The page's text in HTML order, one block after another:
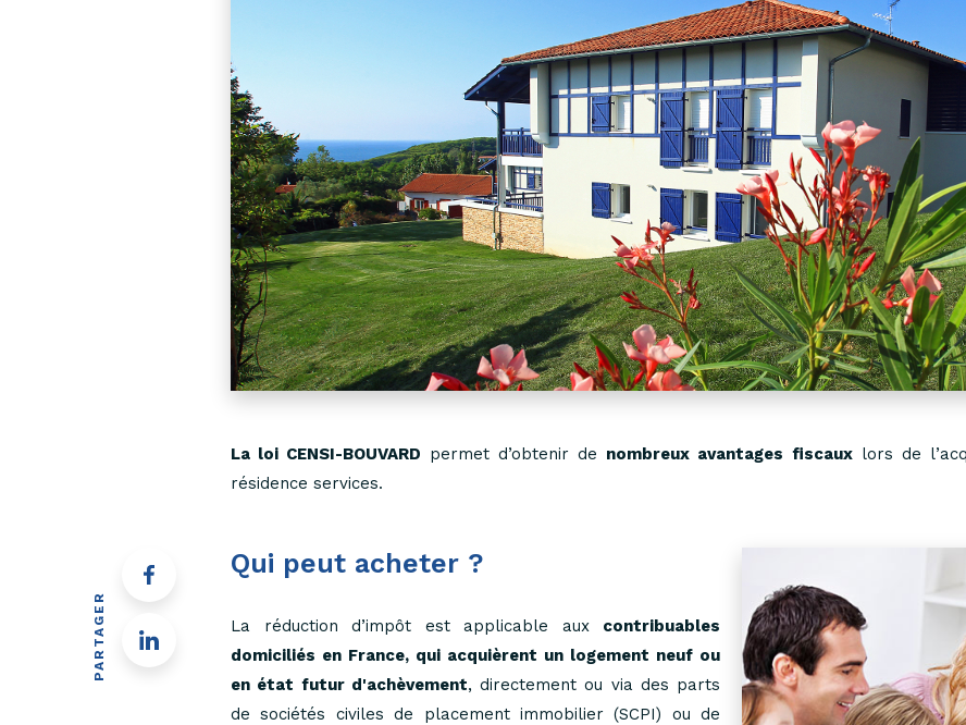
La loi CENSI-BOUVARD permet d’obtenir de nombreux avantages fiscauxlors de
résidence services.
Qui peut acheter ?
La réduction d’impôt est applicable aux contribuables
domiciliés en France, qui acquièrent un logement neuf ou
en état futur d'achèvement, directement ou via des parts
de sociétés civiles de placement immobilier (SCPI) ou de
PARTAGER